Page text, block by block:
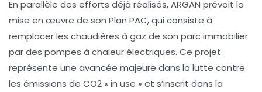
En parallèle des efforts déjà réalisés, ARGAN prévoit la
mise en œuvre de son Plan PAC, qui consiste à
remplacer les chaudières à gaz de son parc immobilier
par des pompes à chaleur électriques. Ce projet
représente une avancée majeure dans la lutte contre
les émissions de CO2 « in use » et s’inscrit dans la